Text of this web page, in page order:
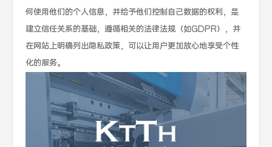
何使用他们的个人信息，并给予他们控制自己数据的权利，是
建立信任关系的基础，遵循相关的法律法规（如GDPR），并
在网站上明确列出隐私政策，可以让用户更加放心地享受个性
化的服务。